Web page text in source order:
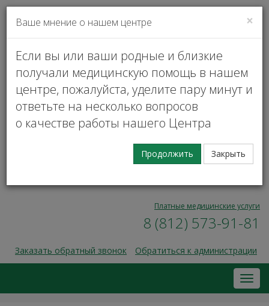
Личный кабинет
Запись на прием
Пн — Пт, 900— 17
8 (812) 573-91-31
Платные медицинские услуги
8 (812) 573-91-81
Заказать обратный звонок Обратиться к администрации
×
Ваше мнение о нашем центре
Если вы или ваши родные и близкие
получали медицинскую помощь в нашем
центре, пожалуйста, уделите пару минут и
ответьте на несколько вопросов
о качестве работы нашего Центра
Продолжить Закрыть